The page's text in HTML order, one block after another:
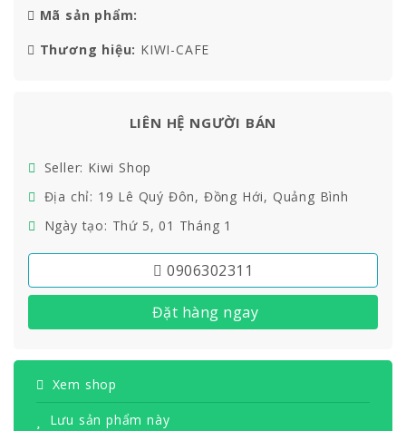
Mã sản phẩm:
Thương hiệu: KIWI-CAFE
LIÊN HỆ NGƯỜI BÁN
Seller: Kiwi Shop
Địa chỉ: 19 Lê Quý Đôn, Đồng Hới, Quảng Bình
Ngày tạo: Thứ 5, 01 Tháng 1
0906302311
Đặt hàng ngay
Xem shop
Lưu sản phẩm này